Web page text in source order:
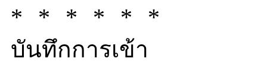
บันทึกการเข้า